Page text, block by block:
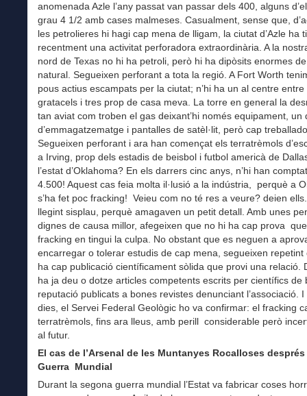
anomenada Azle l’any passat van passar dels 400, alguns
grau 4 1/2 amb cases malmeses. Casualment, sense que,
les petrolieres hi hagi cap mena de lligam, la ciutat d’Azle ha
recentment una activitat perforadora extraordinària. A la
nord de Texas no hi ha petroli, però hi ha dipòsits enormes
natural. Segueixen perforant a tota la regió. A Fort Worth
pous actius escampats per la ciutat; n’hi ha un al centre entre
gratacels i tres prop de casa meva. La torre en general la
tan aviat com troben el gas deixant’hi només equipament, un
d’emmagatzematge i pantalles de satèl·lit, però cap
Segueixen perforant i ara han començat els terratrèmols
a Irving, prop dels estadis de beisbol i futbol americà de
l’estat d’Oklahoma? En els darrers cinc anys, n’hi han
4.500! Aquest cas feia molta il·lusió a la indústria, perquè a
s’ha fet poc fracking! Veieu com no té res a veure? deien
llegint sisplau, perquè amagaven un petit detall. Amb unes
dignes de causa millor, afegeixen que no hi ha cap prova
fracking en tingui la culpa. No obstant que es neguen a
encarregar o tolerar estudis de cap mena, segueixen repetint
ha cap publicació científicament sòlida que provi una relació.
ha ja deu o dotze articles competents escrits per científics de
reputació publicats a bones revistes denunciant l’associació.
dies, el Servei Federal Geològic ho va confirmar: el fracking
terratrèmols, fins ara lleus, amb perill considerable però
al futur.
El cas de l’Arsenal de les Muntanyes Rocalloses
Guerra Mundial
Durant la segona guerra mundial l’Estat va fabricar coses